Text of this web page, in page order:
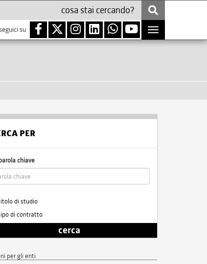
su
Toggle
navigation
PER
chiave
di studio
di contratto
cerca
per gli enti